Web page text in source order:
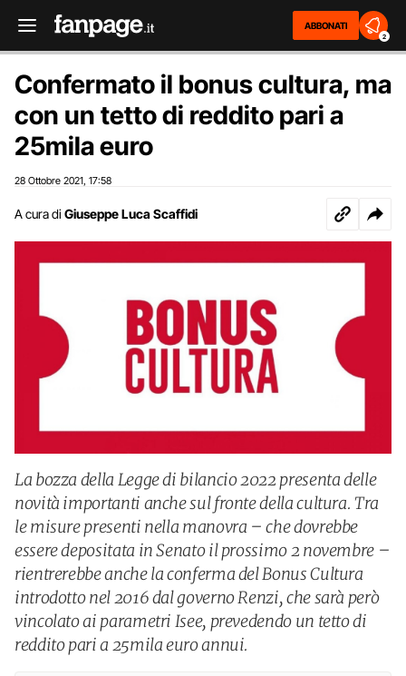
ABBONATI
2
Confermato il bonus cultura, ma
con un tetto di reddito pari a
25mila euro
28 Ottobre 2021 17:58
A cura di Giuseppe Luca Scaffidi
La bozza della Legge di bilancio 2022 presenta delle
novità importanti anche sul fronte della cultura. Tra
le misure presenti nella manovra – che dovrebbe
essere depositata in Senato il prossimo 2 novembre –
rientrerebbe anche la conferma del Bonus Cultura
introdotto nel 2016 dal governo Renzi, che sarà però
vincolato ai parametri Isee, prevedendo un tetto di
reddito pari a 25mila euro annui.